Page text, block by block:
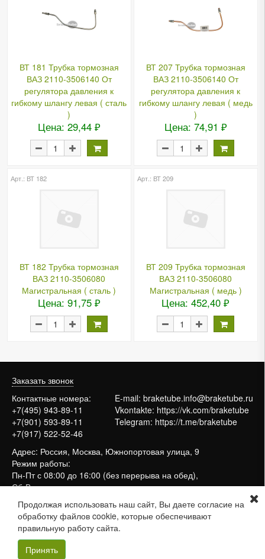
ВТ 181 Трубка тормозная
ВАЗ 2110-3506140 От
регулятора давления к
гибкому шлангу левая ( сталь
)
Цена: 29,44 ₽
ВТ 207 Трубка тормозная
ВАЗ 2110-3506140 От
регулятора давления к
гибкому шлангу левая ( медь
)
Цена: 74,91 ₽
Арт.: ВТ 182
ВТ 182 Трубка тормозная
ВАЗ 2110-3506080
Магистральная ( сталь )
Цена: 91,75 ₽
Арт.: ВТ 209
ВТ 209 Трубка тормозная
ВАЗ 2110-3506080
Магистральная ( медь )
Цена: 452,40 ₽
Заказать звонок
Контактные номера:
+7(495) 943-89-11
+7(901) 593-89-11
+7(917) 522-52-46
Адрес: Россия, Москва, Южнопортовая улица, 9
Режим работы:
Пн-Пт с 08:00 до 16:00 (без перерыва на обед),
Сб-Вс выходные
E-mail: braketube.info@braketube.ru
Vkontakte: https://vk.com/braketube
Telegram: https://t.me/braketube
Сайт работает на системеМойБизнес2
Продолжая использовать наш сайт, Вы даете согласие на
обработку файлов cookie, которые обеспечивают
правильную работу сайта.
Принять